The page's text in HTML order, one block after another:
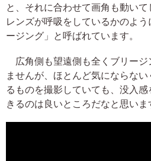
と、それに合わせて画角も動いて
レンズが呼吸をしているかのよ
ージング」と呼ばれています。
広角側も望遠側も全くブリージ
ませんが、ほとんど気にならな
るものを撮影していても、没入
きるのは良いところだなと思いま